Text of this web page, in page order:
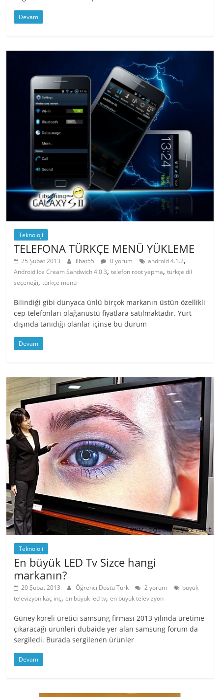
Devam
Teknoloji
TELEFONA TÜRKÇE MENÜ YÜKLEME
25 Şubat 2013 ilbat55 0 yorum android 4.1.2,
Android Ice Cream Sandwich 4.0.3,telefon root yapma,türkçe dil
seçeneği,türkçe menü
Bilindiği gibi dünyaca ünlü birçok markanın üstün özellikli
cep telefonları olağanüstü fiyatlara satılmaktadır. Yurt
dışında tanıdığı olanlar içinse bu durum
Devam
Teknoloji
En büyük LED Tv Sizce hangi
markanın?
20 Şubat 2013 Öğrenci Dostu Türk 2 yorum
büyük
televizyon kaç inç,en büyük led tv,en büyük televizyon
Güney koreli üretici samsung firması 2013 yılında üretime
çıkaracağı ürünleri dubaide yer alan samsung forum da
sergiledi. Burada sergilenen ürünler
Devam